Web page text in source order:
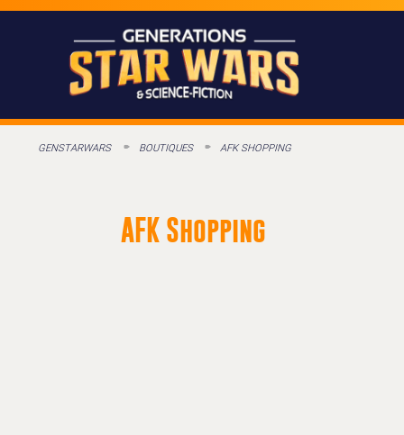
GENSTARWARS BOUTIQUES AFK SHOPPING
AFK Shopping